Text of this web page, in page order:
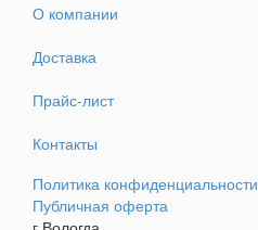
О компании
Доставка
Прайс-лист
Контакты
Политика конфиденциальности
Публичная оферта